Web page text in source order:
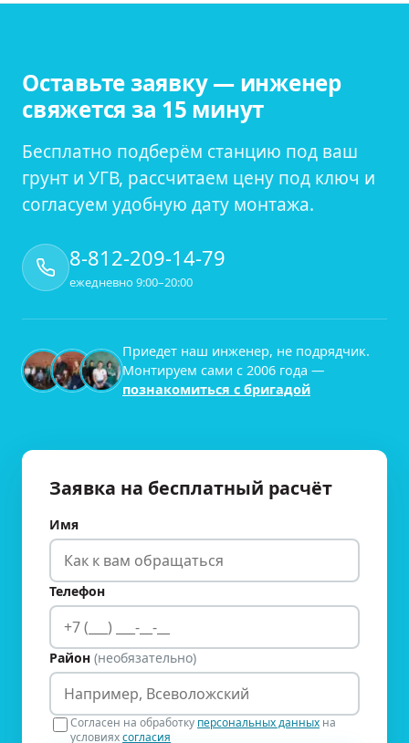
Оставьте заявку — инженер
свяжется за 15 минут
Бесплатно подберём станцию под ваш
грунт и УГВ, рассчитаем цену под ключ и
согласуем удобную дату монтажа.
8-812-209-14-79
ежедневно 9:00–20:00
Приедет наш инженер, не подрядчик.
Монтируем сами с 2006 года —
познакомиться с бригадой
Заявка на бесплатный расчёт
Имя
Телефон
Район (необязательно)
Согласен на обработку персональных данных на
условияхсогласия